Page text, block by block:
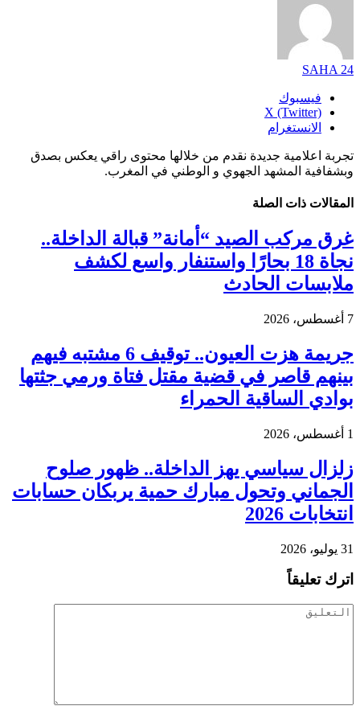
SAHA 24
فيسبوك
X (Twitter)
الانستغرام
تجربة اعلامية جديدة نقدم من خلالها محتوى راقي يعكس بصدق
وبشفافية المشهد الجهوي و الوطني في المغرب.
المقالات ذات الصلة
غرق مركب الصيد “أمانة” قبالة الداخلة..
نجاة 18 بحارًا واستنفار واسع لكشف
ملابسات الحادث
7 أغسطس، 2026
جريمة هزت العيون.. توقيف 6 مشتبه فيهم
بينهم قاصر في قضية مقتل فتاة ورمي جثتها
بوادي الساقية الحمراء
1 أغسطس، 2026
زلزال سياسي يهز الداخلة.. ظهور صلوح
الجماني وتحول مبارك حمية يربكان حسابات
انتخابات 2026
31 يوليو، 2026
اترك تعليقاً